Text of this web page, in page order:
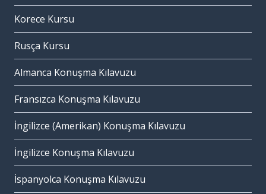
Korece Kursu
Rusça Kursu
Almanca Konuşma Kılavuzu
Fransızca Konuşma Kılavuzu
İngilizce (Amerikan) Konuşma Kılavuzu
İngilizce Konuşma Kılavuzu
İspanyolca Konuşma Kılavuzu